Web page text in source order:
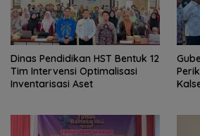
Dinas Pendidikan HST Bentuk 12
Tim Intervensi Optimalisasi
Inventarisasi Aset